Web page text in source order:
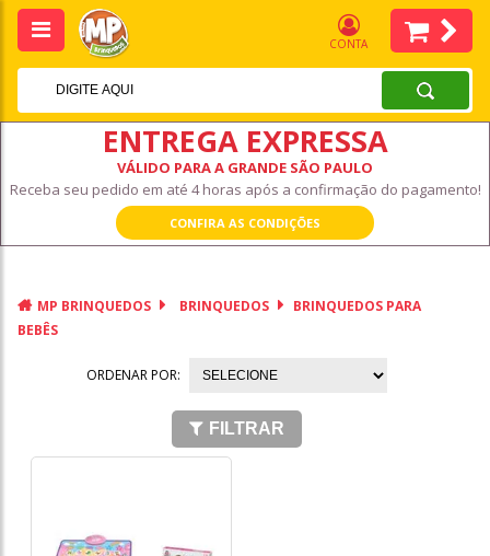
CONTA
ENTREGA EXPRESSA
VÁLIDO PARA A GRANDE SÃO PAULO
Receba seu pedido em até 4 horas após a confirmação do pagamento!
CONFIRA AS CONDIÇÕES
MP BRINQUEDOS BRINQUEDOS
BRINQUEDOS PARA
BEBÊS
ORDENAR POR:
FILTRAR